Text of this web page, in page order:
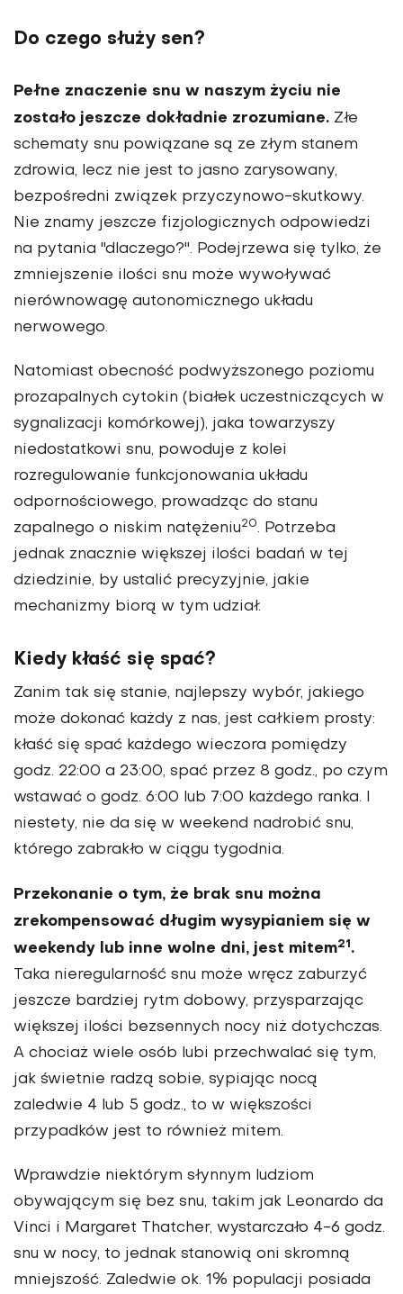
Do czego służy sen?
Pełne znaczenie snu w naszym życiu nie
zostało jeszcze dokładnie zrozumiane. Złe
schematy snu powiązane są ze złym stanem
zdrowia, lecz nie jest to jasno zarysowany,
bezpośredni związek przyczynowo-skutkowy.
Nie znamy jeszcze fizjologicznych odpowiedzi
na pytania "dlaczego?". Podejrzewa się tylko, że
zmniejszenie ilości snu może wywoływać
nierównowagę autonomicznego układu
nerwowego.
Natomiast obecność podwyższonego poziomu
prozapalnych cytokin (białek uczestniczących w
sygnalizacji komórkowej), jaka towarzyszy
niedostatkowi snu, powoduje z kolei
rozregulowanie funkcjonowania układu
odpornościowego, prowadząc do stanu
zapalnego o niskim natężeniu20. Potrzeba
jednak znacznie większej ilości badań w tej
dziedzinie, by ustalić precyzyjnie, jakie
mechanizmy biorą w tym udział.
Kiedy kłaść się spać?
Zanim tak się stanie, najlepszy wybór, jakiego
może dokonać każdy z nas, jest całkiem prosty:
kłaść się spać każdego wieczora pomiędzy
godz. 22:00 a 23:00, spać przez 8 godz., po czym
wstawać o godz. 6:00 lub 7:00 każdego ranka. I
niestety, nie da się w weekend nadrobić snu,
którego zabrakło w ciągu tygodnia.
Przekonanie o tym, że brak snu można
zrekompensować długim wysypianiem się w
weekendy lub inne wolne dni, jest mitem21 .
Taka nieregularność snu może wręcz zaburzyć
jeszcze bardziej rytm dobowy, przysparzając
większej ilości bezsennych nocy niż dotychczas.
A chociaż wiele osób lubi przechwalać się tym,
jak świetnie radzą sobie, sypiając nocą
zaledwie 4 lub 5 godz., to w większości
przypadków jest to również mitem.
Wprawdzie niektórym słynnym ludziom
obywającym się bez snu, takim jak Leonardo da
Vinci i Margaret Thatcher, wystarczało 4-6 godz.
snu w nocy, to jednak stanowią oni skromną
mniejszość. Zaledwie ok. 1% populacji posiada